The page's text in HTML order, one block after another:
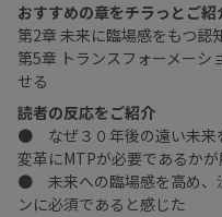
おすすめの章をチラっとご紹
第2章 未来に臨場感をもつ――
第5章 トランスフォーメーシ
せる
読者の反応をご紹介
● なぜ３０年後の遠い未来
変革にMTPが必要であるか
● 未来への臨場感を高め、
ンに必須であると感じた